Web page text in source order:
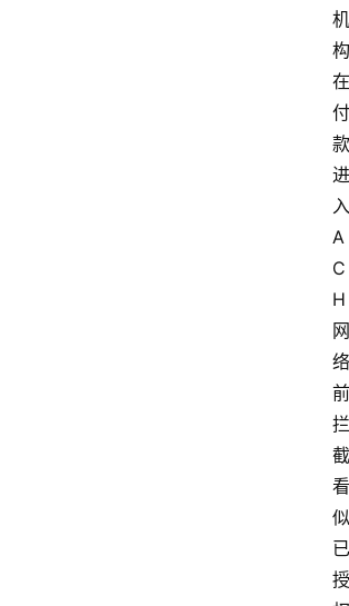
机
构
在
付
款
进
入
A
C
H
网
络
前
拦
截
看
似
已
授